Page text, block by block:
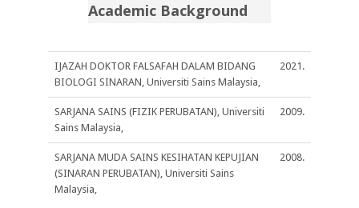
Academic Background
IJAZAH DOKTOR FALSAFAH DALAM BIDANG
BIOLOGI SINARAN, Universiti Sains Malaysia,
2021.
SARJANA SAINS (FIZIK PERUBATAN), Universiti
Sains Malaysia,
2009.
SARJANA MUDA SAINS KESIHATAN KEPUJIAN
(SINARAN PERUBATAN), Universiti Sains
Malaysia,
2008.